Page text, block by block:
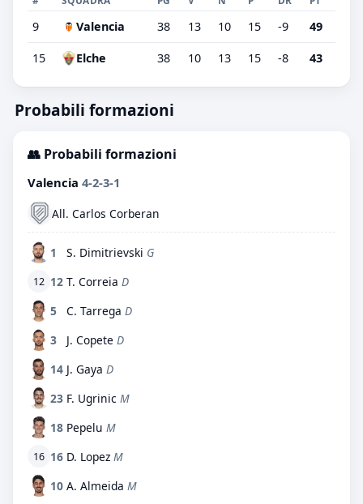
9 Valencia 38 13 10 15 -9 49
15 Elche 38 10 13 15 -8 43
Probabili formazioni
👥 Probabili formazioni
Valencia 4-2-3-1
All. Carlos Corberan
1 S. Dimitrievski G
12 12 T. Correia D
5
C. Tarrega D
3
J. Copete D
14 J. Gaya D
23 F. Ugrinic M
18 Pepelu M
16 16 D. Lopez M
10 A. Almeida M